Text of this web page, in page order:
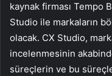
kaynak firması Tempo
Studio ile markaların
olacak. CX Studio,
incelenmesinin
süreçlerin ve bu